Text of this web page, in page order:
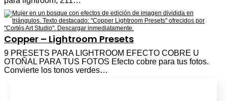
Copper – Lightroom Presets
9 PRESETS PARA LIGHTROOM EFECTO COBRE U
OTOÑAL PARA TUS FOTOS Efecto cobre para tus fotos.
Convierte los tonos verdes…